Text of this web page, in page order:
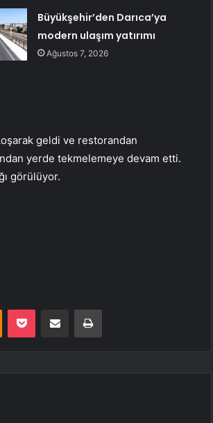
Büyükşehir’den Darıca’ya
modern ulaşım yatırımı
Ağustos 7, 2026
geldi ve restorandan
yerde tekmelemeye devam etti.
görülüyor.
Odnoklassniki
Pocket E-Posta ile paylaş Yazdır